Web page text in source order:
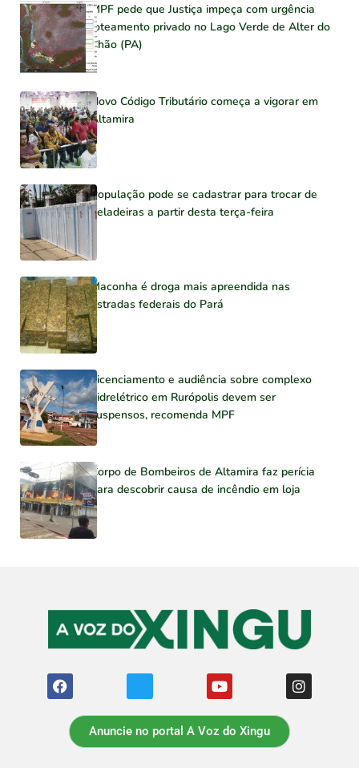
MPF pede que Justiça impeça com urgência
loteamento privado no Lago Verde de Alter do
Chão (PA)
Novo Código Tributário começa a vigorar em
Altamira
População pode se cadastrar para trocar de
geladeiras a partir desta terça-feira
Maconha é droga mais apreendida nas
estradas federais do Pará
Licenciamento e audiência sobre complexo
hidrelétrico em Rurópolis devem ser
suspensos, recomenda MPF
Corpo de Bombeiros de Altamira faz perícia
para descobrir causa de incêndio em loja
Anuncie no portal A Voz do Xingu